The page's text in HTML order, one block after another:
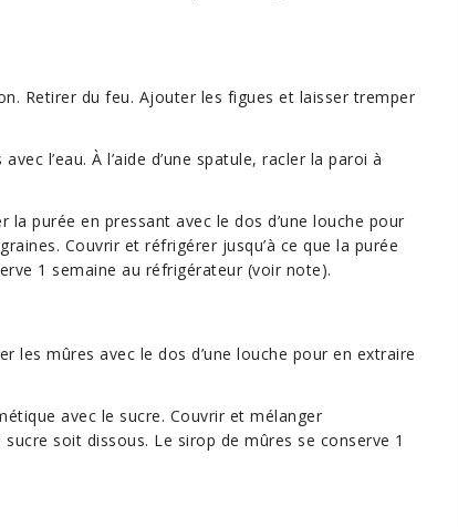
Retirer du feu. Ajouter les figues et laisser tremper
l’eau. À l’aide d’une spatule, racler la paroi à
la purée en pressant avec le dos d’une louche pour
Couvrir et réfrigérer jusqu’à ce que la purée
1 semaine au réfrigérateur (voir note).
les mûres avec le dos d’une louche pour en extraire
avec le sucre. Couvrir et mélanger
soit dissous. Le sirop de mûres se conserve 1